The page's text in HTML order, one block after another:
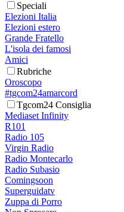
Speciali
Elezioni Italia
Elezioni estero
Grande Fratello
L'isola dei famosi
Amici
Rubriche
Oroscopo
#tgcom24amarcord
Tgcom24 Consiglia
Mediaset Infinity
R101
Radio 105
Virgin Radio
Radio Montecarlo
Radio Subasio
Comingsoon
Superguidatv
Zuppa di Porro